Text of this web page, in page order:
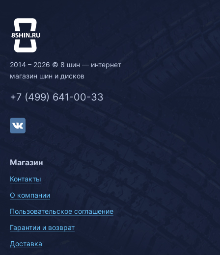
2014 – 2026 © 8 шин — интернет
магазин шин и дисков
+7 (499) 641-00-33
Магазин
Контакты
О компании
Пользовательское соглашение
Гарантии и возврат
Доставка